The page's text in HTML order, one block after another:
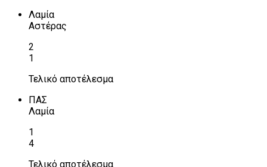
Λαμία
Αστέρας
2
1
Τελικό αποτέλεσμα
ΠΑΣ
Λαμία
1
4
Τελικό αποτέλεσμα